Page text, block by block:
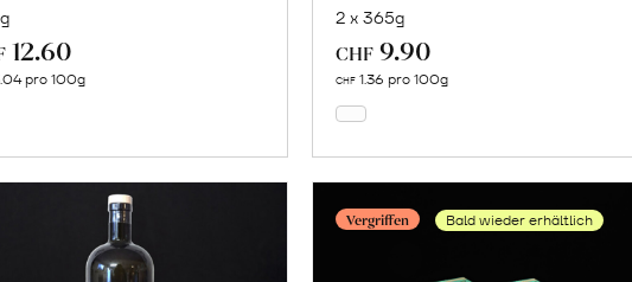
12.60
pro 100g
2 x 365g
CHF 9.90
CHF 1.36 pro 100g
Vergriffen Bald wieder erhältlich